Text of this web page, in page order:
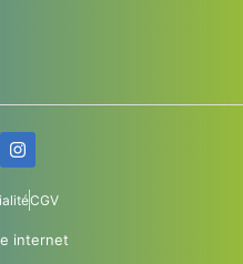
internet
CGV